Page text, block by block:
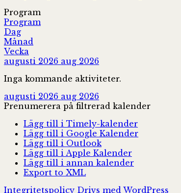
Program
Program
Dag
Månad
Vecka
augusti 2026 aug 2026
Inga kommande aktiviteter.
augusti 2026 aug 2026
Prenumerera på filtrerad kalender
Lägg till i Timely-kalender
Lägg till i Google Kalender
Lägg till i Outlook
Lägg till i Apple Kalender
Lägg till i annan kalender
Export to XML
Integritetspolicy Drivs med WordPress